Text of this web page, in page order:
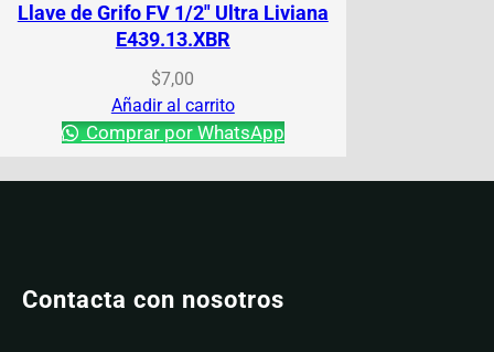
Llave de Grifo FV 1/2″ Ultra Liviana
E439.13.XBR
$7,00
Añadir al carrito
Comprar por WhatsApp
Contacta con nosotros